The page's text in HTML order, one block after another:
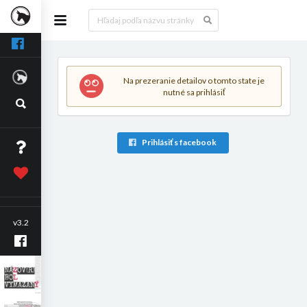
v3.2
Na prezeranie detailov o tomto state je
nutné sa prihlásiť
Prihlásiť s facebook